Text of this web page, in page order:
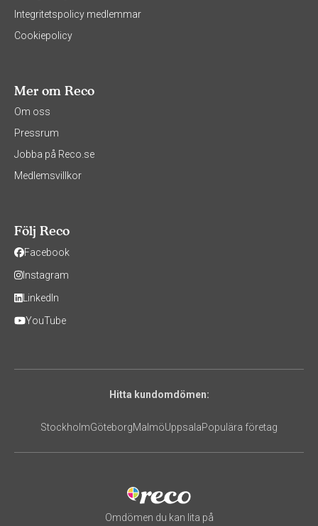
Integritetspolicy medlemmar
Cookiepolicy
Mer om Reco
Om oss
Pressrum
Jobba på Reco.se
Medlemsvillkor
Följ Reco
Facebook
Instagram
LinkedIn
YouTube
Hitta kundomdömen:
StockholmGöteborgMalmöUppsalaPopulära företag
Omdömen du kan lita på